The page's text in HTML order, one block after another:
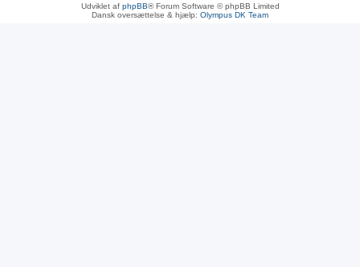
Udviklet af phpBB® Forum Software © phpBB Limited
Dansk oversættelse & hjælp: Olympus DK Team